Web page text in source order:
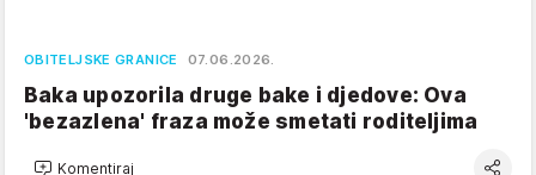
OBITELJSKE GRANICE 07.06.2026.
Baka upozorila druge bake i djedove: Ova
'bezazlena' fraza može smetati roditeljima
Komentiraj